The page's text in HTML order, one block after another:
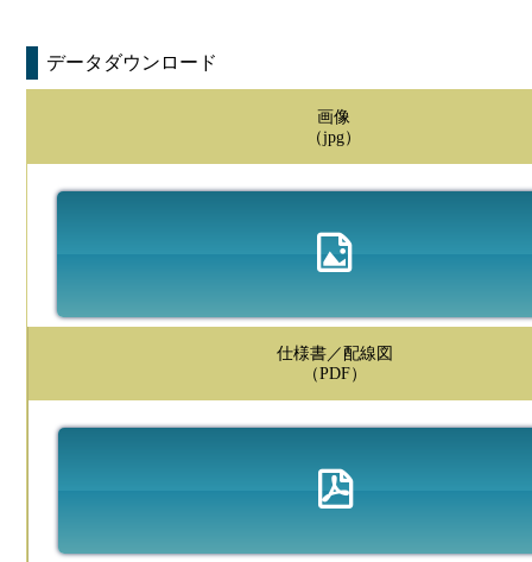
データダウンロード
画像
（jpg）
仕様書／配線図
（PDF）